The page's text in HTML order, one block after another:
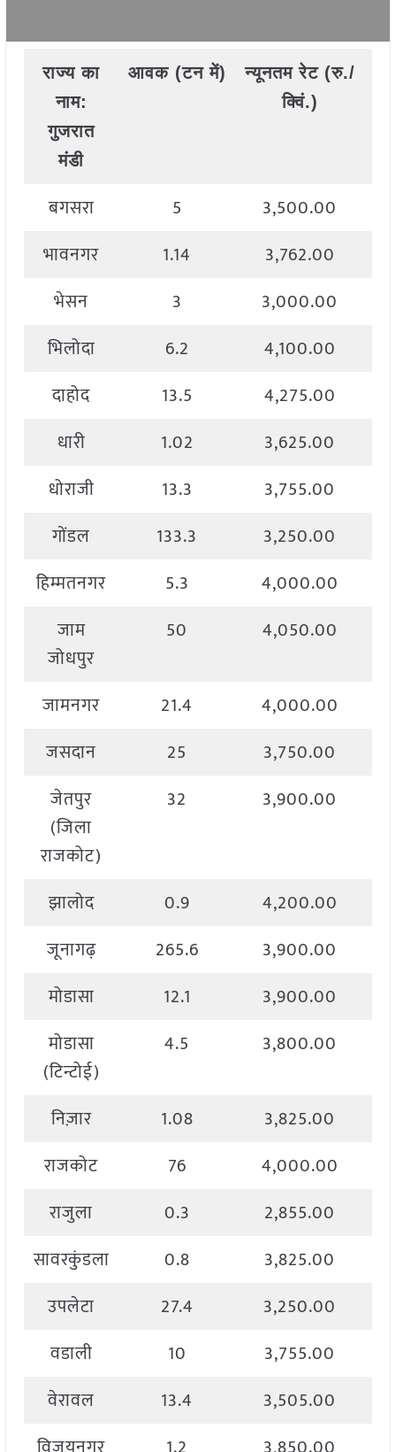
राज्य का
नाम:
गुजरात
मंडी
आवक (टन में) न्यूनतम रेट (रु./
क्विं.)
बगसरा 5
3,500.00
भावनगर
1.14
3,762.00
भेसन
3
3,000.00
भिलोदा
6.2
4,100.00
दाहोद
13.5
4,275.00
धारी
1.02
3,625.00
धोराजी
13.3
3,755.00
गोंडल
133.3
3,250.00
हिम्मतनगर
5.3
4,000.00
जाम
जोधपुर
50 4,050.00
जामनगर 21.4
4,000.00
जसदान
25
3,750.00
जेतपुर
(जिला
राजकोट)
32 3,900.00
झालोद 0.9
4,200.00
जूनागढ़
265.6
3,900.00
मोडासा
12.1
3,900.00
मोडासा
(टिन्टोई)
4.5 3,800.00
निज़ार 1.08
3,825.00
राजकोट
76
4,000.00
राजुला
0.3
2,855.00
सावरकुंडला
0.8
3,825.00
उपलेटा
27.4
3,250.00
वडाली
10
3,755.00
वेरावल
13.4
3,505.00